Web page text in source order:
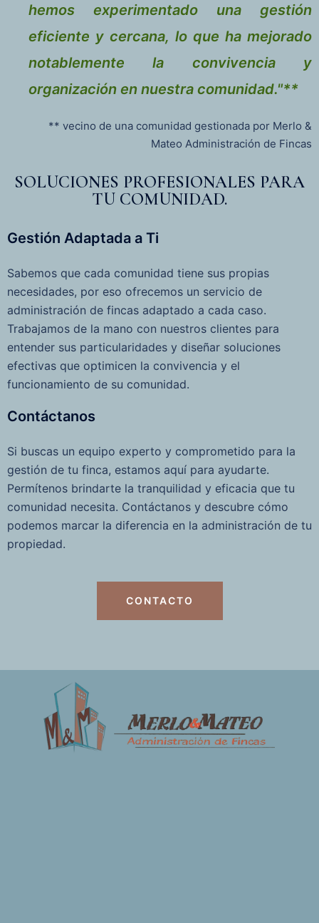
SOLUCIONES PROFESIONALES PARA
TU COMUNIDAD.
Gestión Adaptada a Ti
Sabemos que cada comunidad tiene sus propias
necesidades, por eso ofrecemos un servicio de
administración de fincas adaptado a cada caso.
Trabajamos de la mano con nuestros clientes para
entender sus particularidades y diseñar soluciones
efectivas que optimicen la convivencia y el
funcionamiento de su comunidad.
Contáctanos
Si buscas un equipo experto y comprometido para la
gestión de tu finca, estamos aquí para ayudarte.
Permítenos brindarte la tranquilidad y eficacia que tu
comunidad necesita. Contáctanos y descubre cómo
podemos marcar la diferencia en la administración de tu
propiedad.
CONTACTO
hemos experimentado una gestión
eficiente y cercana, lo que ha mejorado
notablemente la convivencia y
organización en nuestra comunidad."**
** vecino de una comunidad gestionada por Merlo &
Mateo Administración de Fincas